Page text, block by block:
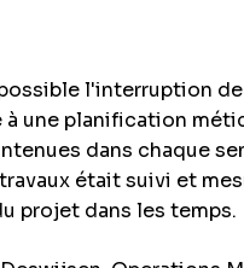
l'interruption
à une planification
dans chaque
était suivi et
projet dans les temps.